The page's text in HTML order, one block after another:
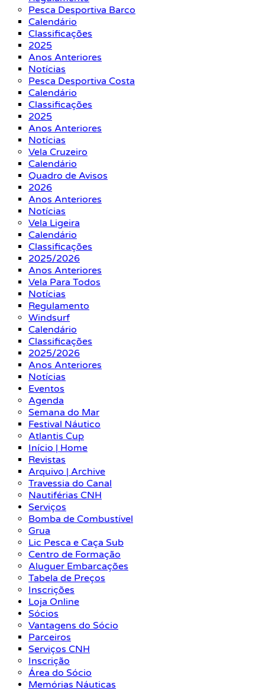
Pesca Desportiva Barco
Calendário
Classificações
2025
Anos Anteriores
Notícias
Pesca Desportiva Costa
Calendário
Classificações
2025
Anos Anteriores
Notícias
Vela Cruzeiro
Calendário
Quadro de Avisos
2026
Anos Anteriores
Notícias
Vela Ligeira
Calendário
Classificações
2025/2026
Anos Anteriores
Vela Para Todos
Notícias
Regulamento
Windsurf
Calendário
Classificações
2025/2026
Anos Anteriores
Notícias
Eventos
Agenda
Semana do Mar
Festival Náutico
Atlantis Cup
Início | Home
Revistas
Arquivo | Archive
Travessia do Canal
Nautiférias CNH
Serviços
Bomba de Combustível
Grua
Lic Pesca e Caça Sub
Centro de Formação
Aluguer Embarcações
Tabela de Preços
Inscrições
Loja Online
Sócios
Vantagens do Sócio
Parceiros
Serviços CNH
Inscrição
Área do Sócio
Memórias Náuticas